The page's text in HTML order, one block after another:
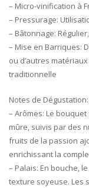
– Micro-vinification à
– Pressurage:
– Bâtonnage:
– Mise en Barriques:
ou d’autres
traditionnelle
Notes de Dégustation:
– Arômes: Le
mûre, suivis par des
fruits de la passion
enrichissant la
– Palais: En bouche,
texture soyeuse. Les